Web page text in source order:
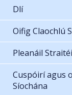
Dlí
Oifig Claochlú
Pleanáil
Cuspóirí agus
Síochána